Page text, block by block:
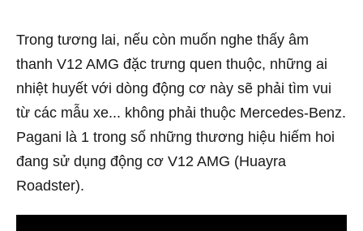
Trong tương lai, nếu còn muốn nghe thấy âm
thanh V12 AMG đặc trưng quen thuộc, những ai
nhiệt huyết với dòng động cơ này sẽ phải tìm vui
từ các mẫu xe... không phải thuộc Mercedes-Benz.
Pagani là 1 trong số những thương hiệu hiếm hoi
đang sử dụng động cơ V12 AMG (Huayra
Roadster).